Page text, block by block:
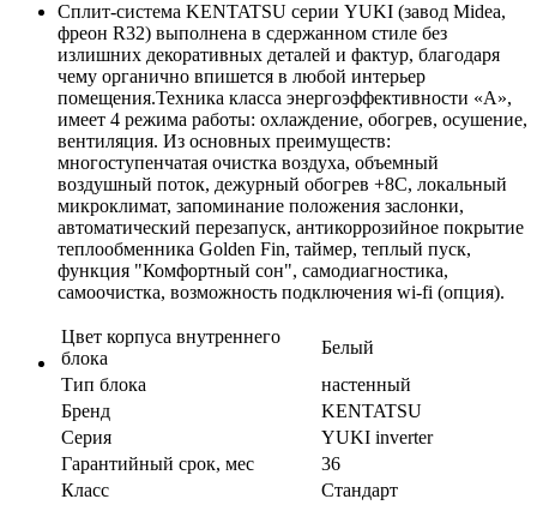
Сплит-система KENTATSU серии YUKI (завод Midea,
фреон R32) выполнена в сдержанном стиле без
излишних декоративных деталей и фактур, благодаря
чему органично впишется в любой интерьер
помещения.Техника класса энергоэффективности «А»,
имеет 4 режима работы: охлаждение, обогрев, осушение,
вентиляция. Из основных преимуществ:
многоступенчатая очистка воздуха, объемный
воздушный поток, дежурный обогрев +8С, локальный
микроклимат, запоминание положения заслонки,
автоматический перезапуск, антикоррозийное покрытие
теплообменника Golden Fin, таймер, теплый пуск,
функция "Комфортный сон", самодиагностика,
самоочистка, возможность подключения wi-fi (опция).
Цвет корпуса внутреннего
блока
Белый
Тип блока
настенный
Бренд
KENTATSU
Серия
YUKI inverter
Гарантийный срок, мес
36
Класс
Стандарт